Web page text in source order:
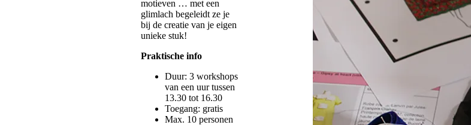
motieven … met een
glimlach begeleidt ze je
bij de creatie van je eigen
unieke stuk!
Praktische info
Duur: 3 workshops
van een uur tussen
13.30 tot 16.30
Toegang: gratis
Max. 10 personen